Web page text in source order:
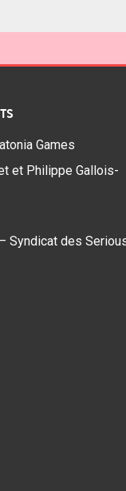
Games
et Philippe Gallois-
Syndicat des